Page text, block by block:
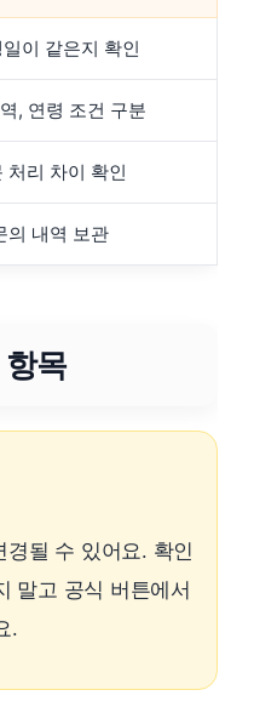
이 같은지 확인
, 연령 조건 구분
처리 차이 확인
의 내역 보관
항목
될 수 있어요. 확인
말고 공식 버튼에서
.